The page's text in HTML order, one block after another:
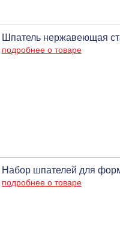
Шпатель нержавеющая
подробнее о товаре
Набор шпателей для
подробнее о товаре